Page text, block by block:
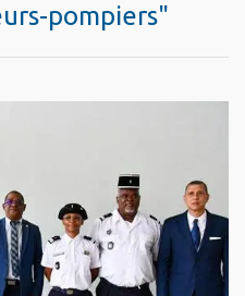
pompiers"